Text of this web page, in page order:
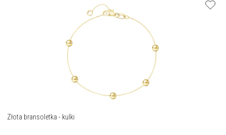
Złota bransoletka - kulki